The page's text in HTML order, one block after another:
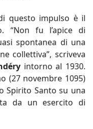
questo impulso è il
“Non fu l’apice di
spontanea di una
collettiva”, scriveva
intorno al 1930.
(27 novembre 1095)
Spirito Santo su una
da un esercito di